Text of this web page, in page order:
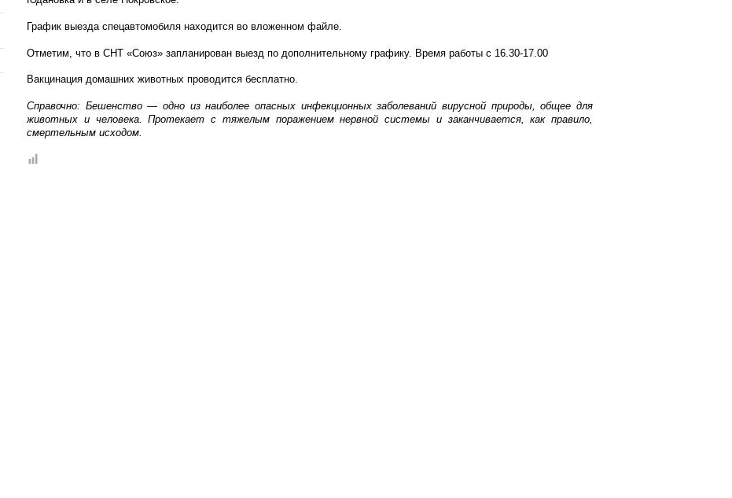
График выезда спецавтомобиля находится во вложенном файле.
Отметим, что в СНТ «Союз» запланирован выезд по дополнительному графику. Время работы с 16.30-17.00
Вакцинация домашних животных проводится бесплатно.
Справочно: Бешенство — одно из наиболее опасных инфекционных заболеваний вирусной природы, общее для
животных и человека. Протекает с тяжелым поражением нервной системы и заканчивается, как правило,
смертельным исходом.